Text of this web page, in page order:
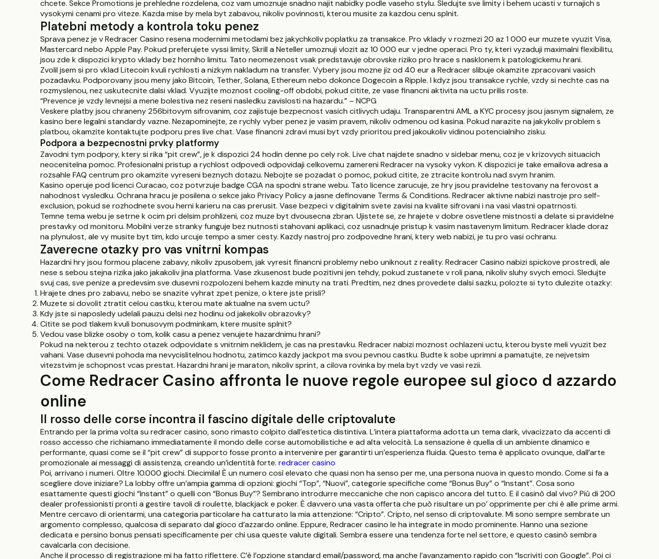
chcete. Sekce Promotions je prehledne rozdelena, coz vam umoznuje snadno najit nabidky podle vaseho stylu. Sledujte sve limity i behem ucasti v turnajich s
vysokymi cenami pro viteze. Kazda mise by mela byt zabavou, nikoliv povinnosti, kterou musite za kazdou cenu splnit.
Platebni metody a kontrola toku penez
Sprava penez je v Redracer Casino resena modernimi metodami bez jakychkoliv poplatku za transakce. Pro vklady v rozmezi 20 az 1 000 eur muzete vyuzit Visa,
Mastercard nebo Apple Pay. Pokud preferujete vyssi limity, Skrill a Neteller umoznuji vlozit az 10 000 eur v jedne operaci. Pro ty, kteri vyzaduji maximalni flexibilitu,
jsou zde k dispozici krypto vklady bez horniho limitu. Tato neomezenost vsak predstavuje obrovske riziko pro hrace s nasklonem k patologickemu hrani.
Zvolil jsem si pro vklad Litecoin kvuli rychlosti a nizkym nakladum na transfer. Vybery jsou mozne jiz od 40 eur a Redracer slibuje okamzite zpracovani vasich
pozadavku. Podporovany jsou meny jako Bitcoin, Tether, Solana, Ethereum nebo dokonce Dogecoin a Ripple. I kdyz jsou transakce rychle, vzdy si nechte cas na
rozmyslenou, nez uskutecnite dalsi vklad. Vyuzijte moznost cooling-off obdobi, pokud citite, ze vase financni aktivita na uctu prilis roste.
“Prevence je vzdy levnejsi a mene bolestiva nez reseni nasledku zavislosti na hazardu.” – NCPG
Veskere platby jsou chraneny 256bitovym sifrovanim, coz zajistuje bezpecnost vasich citlivych udaju. Transparentni AML a KYC procesy jsou jasnym signalem, ze
kasino bere legalni standardy vazne. Nezapominejte, ze rychly vyber penez je vasim pravem, nikoliv odmenou od kasina. Pokud narazite na jakykoliv problem s
platbou, okamzite kontaktujte podporu pres live chat. Vase financni zdravi musi byt vzdy prioritou pred jakoukoliv vidinou potencialniho zisku.
Podpora a bezpecnostni prvky platformy
Zavodni tym podpory, ktery si rika “pit crew”, je k dispozici 24 hodin denne po cely rok. Live chat najdete snadno v sidebar menu, coz je v krizovych situacich
neocenitelna pomoc. Profesionalni pristup a rychlost odpovedi odpovidaji celkovemu zamereni Redracer na vysoky vykon. K dispozici je take emailova adresa a
rozsahle FAQ centrum pro okamzite vyreseni beznych dotazu. Nebojte se pozadat o pomoc, pokud citite, ze ztracite kontrolu nad svym hranim.
Kasino operuje pod licenci Curacao, coz potvrzuje badge CGA na spodni strane webu. Tato licence zarucuje, ze hry jsou pravidelne testovany na ferovost a
nahodnost vysledku. Ochrana hracu je posilena o sekce jako Privacy Policy a jasne definovane Terms & Conditions. Redracer aktivne nabizi nastroje pro self-
exclusion, pokud se rozhodnete svou herni karieru na cas prerusit. Vase bezpeci v digitalnim svete zavisi na kvalite sifrovani i na vasi vlastni opatrnosti.
Temne tema webu je setrne k ocim pri delsim prohlizeni, coz muze byt dvousecna zbran. Ujistete se, ze hrajete v dobre osvetlene mistnosti a delate si pravidelne
prestavky od monitoru. Mobilni verze stranky funguje bez nutnosti stahovani aplikaci, coz usnadnuje pristup k vasim nastavenym limitum. Redracer klade doraz
na plynulost, ale vy musite byt tim, kdo urcuje tempo a smer cesty. Kazdy nastroj pro zodpovedne hrani, ktery web nabizi, je tu pro vasi ochranu.
Zaverecne otazky pro vas vnitrni kompas
Hazardni hry jsou formou placene zabavy, nikoliv zpusobem, jak vyresit financni problemy nebo uniknout z reality. Redracer Casino nabizi spickove prostredi, ale
nese s sebou stejna rizika jako jakakoliv jina platforma. Vase zkusenost bude pozitivni jen tehdy, pokud zustanete v roli pana, nikoliv sluhy svych emoci. Sledujte
svuj cas, sve penize a predevsim sve dusevni rozpolozeni behem kazde minuty na trati. Predtim, nez dnes provedete dalsi sazku, polozte si tyto dulezite otazky:
Hrajete dnes pro zabavu, nebo se snazite vyhrat zpet penize, o ktere jste prisli?
Muzete si dovolit ztratit celou castku, kterou mate aktualne na svem uctu?
Kdy jste si naposledy udelali pauzu delsi nez hodinu od jakekoliv obrazovky?
Citite se pod tlakem kvuli bonusovym podminkam, ktere musite splnit?
Vedou vase blizke osoby o tom, kolik casu a penez venujete hazardnimu hrani?
Pokud na nekterou z techto otazek odpovidate s vnitrnim neklidem, je cas na prestavku. Redracer nabizi moznost ochlazeni uctu, kterou byste meli vyuzit bez
vahani. Vase dusevni pohoda ma nevycislitelnou hodnotu, zatimco kazdy jackpot ma svou pevnou castku. Budte k sobe uprimni a pamatujte, ze nejvetsim
vitezstvim je schopnost vcas prestat. Hazardni hrani je maraton, nikoliv sprint, a cilova rovinka by mela byt vzdy ve vasi rezii.
Come Redracer Casino affronta le nuove regole europee sul gioco d azzardo
online
Il rosso delle corse incontra il fascino digitale delle criptovalute
Entrando per la prima volta su redracer casino, sono rimasto colpito dall’estetica distintiva. L’intera piattaforma adotta un tema dark, vivacizzato da accenti di
rosso accesso che richiamano immediatamente il mondo delle corse automobilistiche e ad alta velocità. La sensazione è quella di un ambiente dinamico e
performante, quasi come se il “pit crew” di supporto fosse pronto a intervenire per garantirti un’esperienza fluida. Questo tema è applicato ovunque, dall’arte
promozionale ai messaggi di assistenza, creando un’identità forte. redracer casino
Poi, arrivano i numeri. Oltre 10.000 giochi. Diecimila! È un numero così elevato che quasi non ha senso per me, una persona nuova in questo mondo. Come si fa a
scegliere dove iniziare? La lobby offre un’ampia gamma di opzioni: giochi “Top”, “Nuovi”, categorie specifiche come “Bonus Buy” o “Instant”. Cosa sono
esattamente questi giochi “Instant” o quelli con “Bonus Buy”? Sembrano introdurre meccaniche che non capisco ancora del tutto. E il casinò dal vivo? Più di 200
dealer professionisti pronti a gestire tavoli di roulette, blackjack e poker. È davvero una vasta offerta che può risultare un po’ opprimente per chi è alle prime armi.
Mentre cercavo di orientarmi, una categoria particolare ha catturato la mia attenzione: “Cripto”. Cripto, nel senso di criptovalute. Mi sono sempre sembrate un
argomento complesso, qualcosa di separato dal gioco d’azzardo online. Eppure, Redracer casino le ha integrate in modo prominente. Hanno una sezione
dedicata e persino bonus pensati specificamente per chi usa queste valute digitali. Sembra essere una tendenza forte nel settore, e questo casinò sembra
cavalcarla con decisione.
Anche il processo di registrazione mi ha fatto riflettere. C’è l’opzione standard email/password, ma anche l’avanzamento rapido con “Iscriviti con Google”. Poi ci